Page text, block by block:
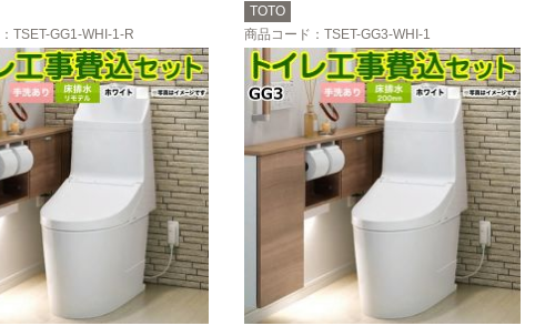
：TSET-GG1-WHI-1-R
TOTO
商品コード ：TSET-GG3-WHI-1